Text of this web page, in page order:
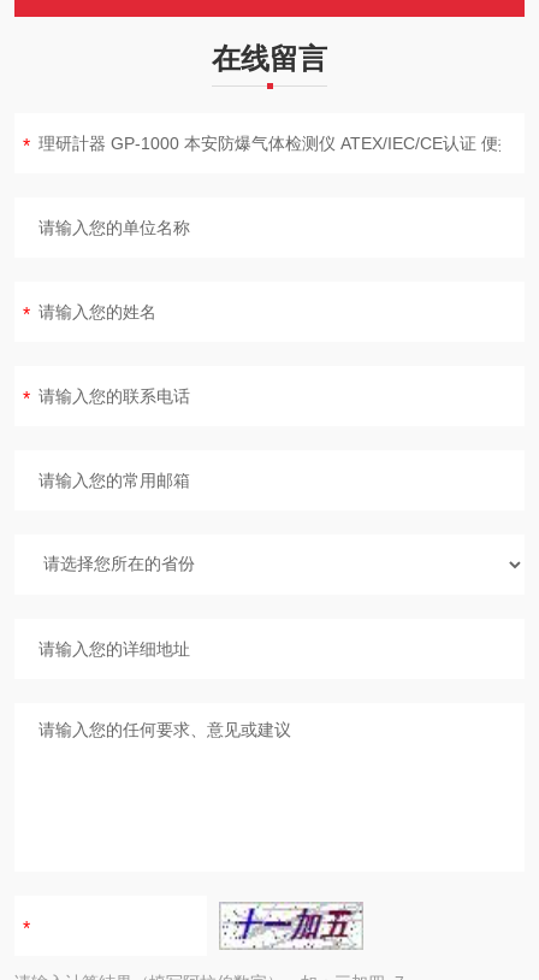
在线留言